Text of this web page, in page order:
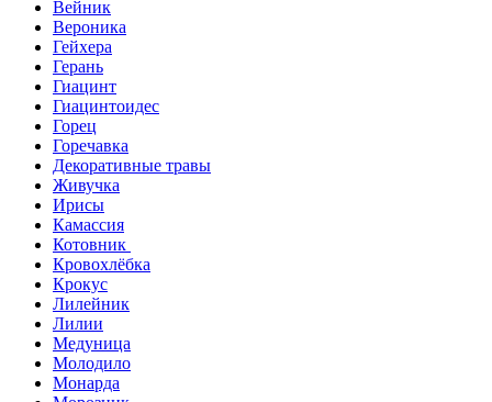
Вейник
Вероника
Гейхера
Герань
Гиацинт
Гиацинтоидес
Горец
Горечавка
Декоративные травы
Живучка
Ирисы
Камассия
Котовник
Кровохлёбка
Крокус
Лилейник
Лилии
Медуница
Молодило
Монарда